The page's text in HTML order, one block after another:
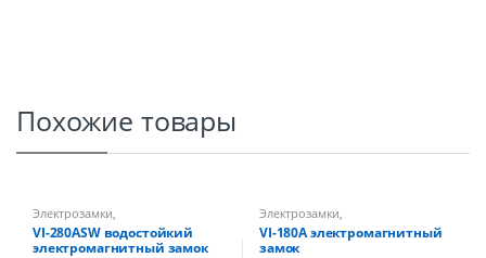
Похожие товары
Электрозамки
Электромагнитные замки
VI-280ASW водостойкий
электромагнитный замок
Электрозамки
Электромагнитные замки
VI-180A электромагнитный
замок